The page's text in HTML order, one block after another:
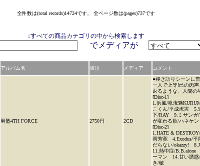
全件数は(total records)14724です。 全ページ数は(pages)737です
↓すべての商品カテゴリの中から検索します
でメディアが
アルバム名 値段 メディア コメント
男塾4TH FORCE 2750円 2CD
●弾き語りシーンに
一人で上等!己の肉
返るような、人間の
[Disc-1]
1.浜風/吼流魅
こくん/平成虎吉 5.
下/RAY 9.ミサンガ/
が変わる歌/ハネケ
[Disc-2]
1.HATE &
岡芳寛 4.Exodus/
だらない/okazzy!
11.熱中症/
ーマン 14.甘い誘
き/敏